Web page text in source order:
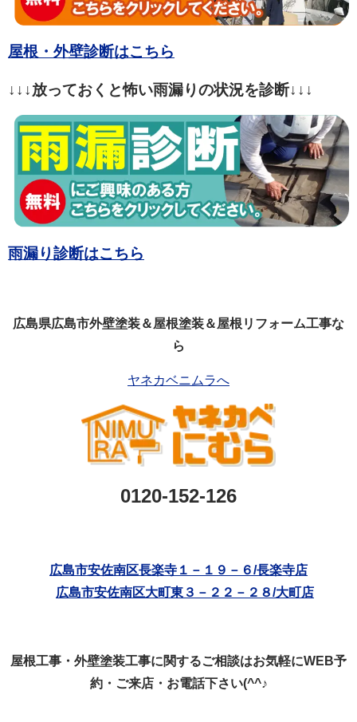
屋根・外壁診断はこちら
↓↓↓放っておくと怖い雨漏りの状況を診断↓↓↓
雨漏り診断はこちら
広島県広島市外壁塗装＆屋根塗装＆屋根リフォーム工事な
ら
ヤネカベニムラへ
0120-152-126
広島市安佐南区長楽寺１－１９－６/長楽寺店
広島市安佐南区大町東３－２２－２８/大町店
屋根工事・外壁塗装工事に関するご相談はお気軽にWEB予
約・ご来店・お電話下さい(^^♪